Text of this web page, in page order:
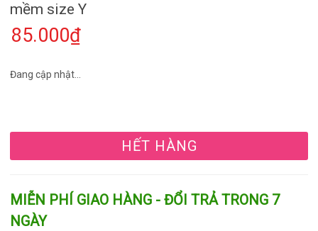
mềm size Y
85.000₫
Đang cập nhật...
HẾT HÀNG
MIỄN PHÍ GIAO HÀNG - ĐỔI TRẢ TRONG 7
NGÀY